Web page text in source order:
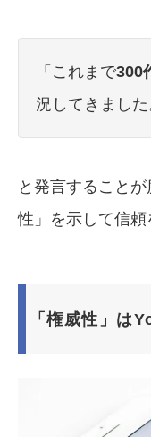
「これまで300
況してきました
と発言すること
性」を示して信頼
「権威性」は